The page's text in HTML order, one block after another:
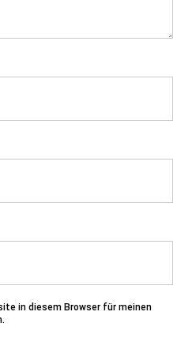
in diesem Browser für meinen